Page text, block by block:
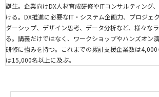
誕生。企業向けDX人材育成研修やITコンサルティング
ける。DX推進に必要なIT・システム企画力、プロジェ
ダーシップ、デザイン思考、データ分析など、様々な
る。講義だけではなく、ワークショップやハンズオン
研修に強みを持つ。これまでの累計支援企業数は
は15,000名以上に及ぶ。